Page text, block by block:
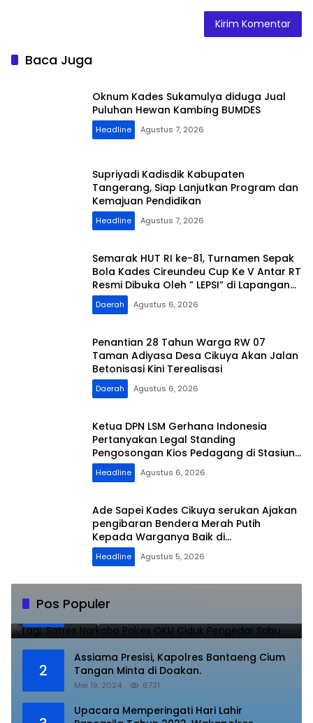
Baca Juga
Oknum Kades Sukamulya diduga Jual
Puluhan Hewan Kambing BUMDES
Headline Agustus 7, 2026
Supriyadi Kadisdik Kabupaten
Tangerang, Siap Lanjutkan Program dan
Kemajuan Pendidikan
Headline Agustus 7, 2026
Semarak HUT RI ke-81, Turnamen Sepak
Bola Kades Cireundeu Cup Ke V Antar RT
Resmi Dibuka Oleh ” LEPSI” di Lapangan
FC Family
Daerah Agustus 6, 2026
Penantian 28 Tahun Warga RW 07
Taman Adiyasa Desa Cikuya Akan Jalan
Betonisasi Kini Terealisasi
Daerah Agustus 6, 2026
Ketua DPN LSM Gerhana Indonesia
Pertanyakan Legal Standing
Pengosongan Kios Pedagang di Stasiun
Tigaraksa
Headline Agustus 6, 2026
Ade Sapei Kades Cikuya serukan Ajakan
pengibaran Bendera Merah Putih
Kepada Warganya Baik di
Perkampungan dan Perumahan
Headline Agustus 5, 2026
Pos Populer
1
Pengedar Sabu
Juli 10, 2023 8843
2
Assiama Presisi, Kapolres Bantaeng Cium
Tangan Minta di Doakan.
Mei 19, 2024 6731
Upacara Memperingati Hari Lahir